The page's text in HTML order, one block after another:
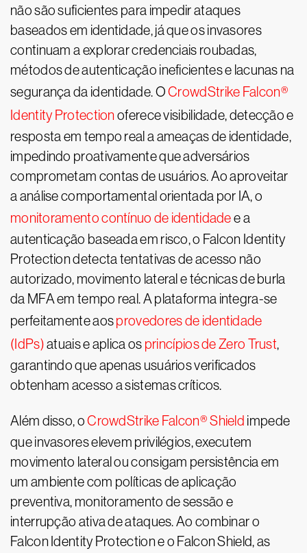
não são suficientes para impedir ataques
baseados em identidade, já que os invasores
continuam a explorar credenciais roubadas,
métodos de autenticação ineficientes e lacunas na
segurança da identidade. OCrowdStrike Falcon®
Identity Protection oferece visibilidade, detecção e
resposta em tempo real a ameaças de identidade,
impedindo proativamente que adversários
comprometam contas de usuários. Ao aproveitar
a análise comportamental orientada por IA, o
monitoramento contínuo de identidadee a
autenticação baseada em risco, o Falcon Identity
Protection detecta tentativas de acesso não
autorizado, movimento lateral e técnicas de burla
da MFA em tempo real. A plataforma integra-se
perfeitamente aosprovedores de identidade
(IdPs)atuais e aplica os princípios de Zero Trust,
garantindo que apenas usuários verificados
obtenham acesso a sistemas críticos.
Além disso, oCrowdStrike Falcon® Shield impede
que invasores elevem privilégios, executem
movimento lateral ou consigam persistência em
um ambiente com políticas de aplicação
preventiva, monitoramento de sessão e
interrupção ativa de ataques. Ao combinar o
Falcon Identity Protection e o Falcon Shield, as